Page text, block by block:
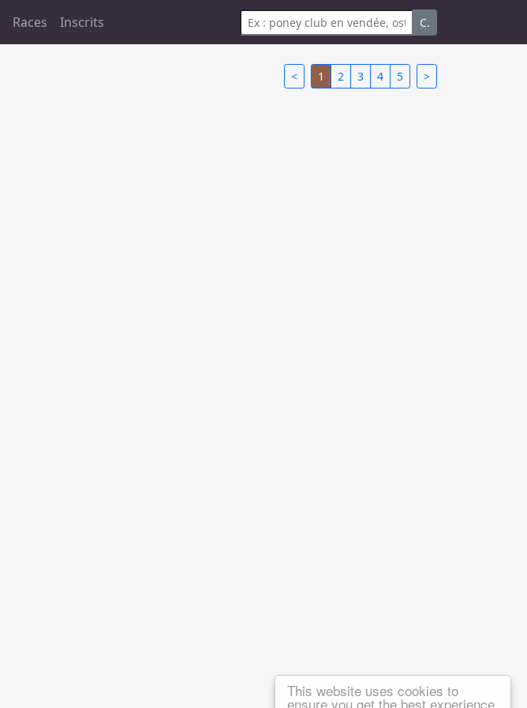
This website uses cookies to
ensure you get the best experience
Races Inscrits C.
< 1 2 3 4 5 >